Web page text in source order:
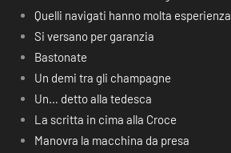
Quelli navigati hanno molta esperienza
Si versano per garanzia
Bastonate
Un demi tra gli champagne
Un… detto alla tedesca
La scritta in cima alla Croce
Manovra la macchina da presa